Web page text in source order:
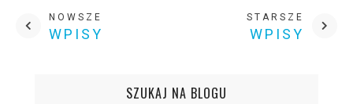
NOWSZE
WPISY
STARSZE
WPISY
SZUKAJ NA BLOGU